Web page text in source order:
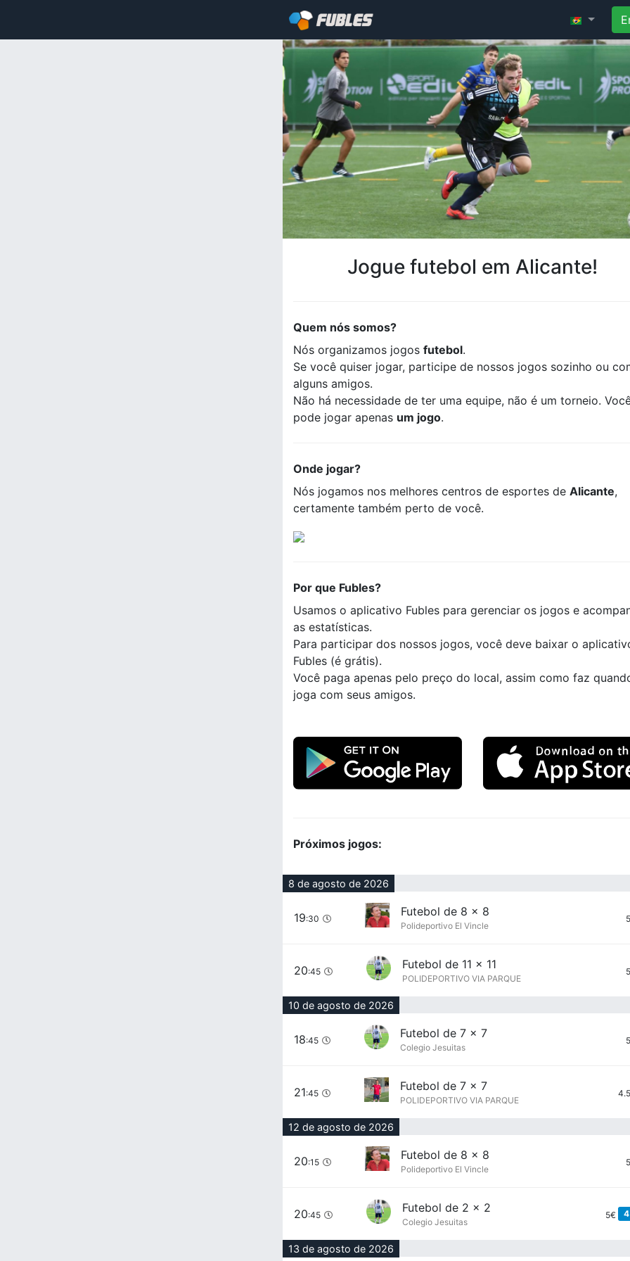
Jogue futebol em Alicante!
Quem nós somos?
Nós organizamos jogos futebol.
Se você quiser jogar, participe de nossos jogos sozinho ou
alguns amigos.
Não há necessidade de ter uma equipe, não é um torneio.
pode jogar apenas um jogo.
Onde jogar?
Nós jogamos nos melhores centros de esportes de Alicante,
certamente também perto de você.
Por que Fubles?
Usamos o aplicativo Fubles para gerenciar os jogos e
as estatísticas.
Para participar dos nossos jogos, você deve baixar o
Fubles (é grátis).
Você paga apenas pelo preço do local, assim como faz
joga com seus amigos.
Próximos jogos:
8 de agosto de 2026
19:30
Futebol de 8 x 8
Polideportivo El Vincle
20:45
Futebol de 11 x 11
POLIDEPORTIVO VIA PARQUE
10 de agosto de 2026
18:45
Futebol de 7 x 7
Colegio Jesuitas
21:45
Futebol de 7 x 7
POLIDEPORTIVO VIA PARQUE
12 de agosto de 2026
20:15
Futebol de 8 x 8
Polideportivo El Vincle
20:45
Futebol de 2 x 2
Colegio Jesuitas
5€ 4
13 de agosto de 2026